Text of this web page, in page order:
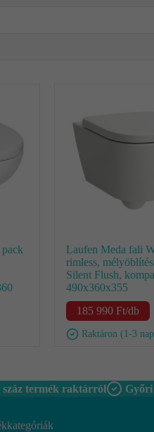
Laufen Meda fali
rimless,
Silent Flush,
490x360x355
185 990 Ft/db
Raktáron (1-3
száz termék raktárról